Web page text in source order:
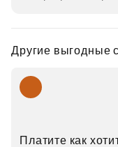
Другие выгодные
Платите как